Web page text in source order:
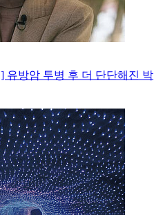
유방암 투병 후 더 단단해진 박